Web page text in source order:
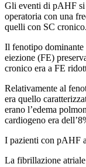
Gli eventi di pAHF si
operatoria con una
quelli con SC cronico.
Il fenotipo dominante
eiezione (FE)
cronico era a FE
Relativamente al
era quello
erano l’edema
cardiogeno era
I pazienti con pAHF
La fibrillazione atriale